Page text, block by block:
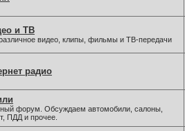
и ТВ
видео, клипы, фильмы и ТВ-передачи
радио
форум. Обсуждаем автомобили, салоны,
ПДД и прочее.